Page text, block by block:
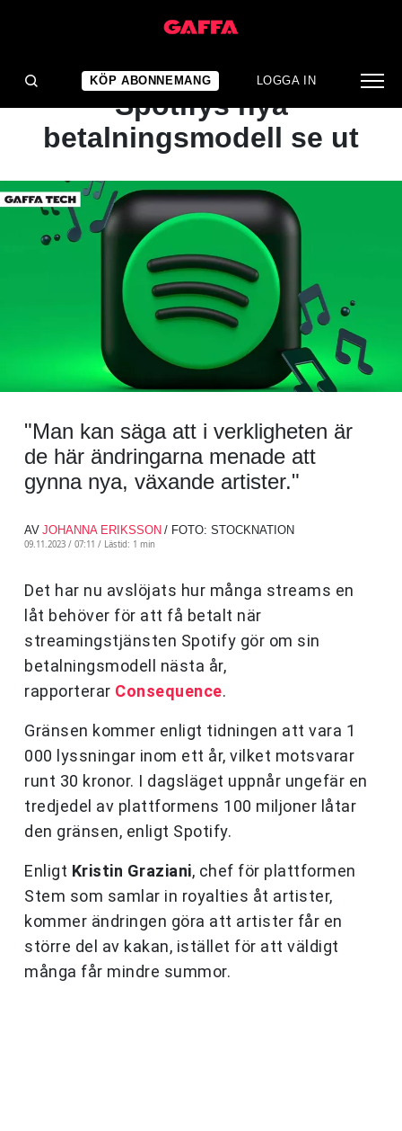
KÖP ABONNEMANG LOGGA IN
NYHET
Uppgifter: Så kommer
Spotifys nya
betalningsmodell se ut
"Man kan säga att i verkligheten är
de här ändringarna menade att
gynna nya, växande artister."
AV JOHANNA ERIKSSON / FOTO: STOCKNATION
09.11.2023 / 07:11 / Lästid: 1 min
Det har nu avslöjats hur många streams en
låt behöver för att få betalt när
streamingstjänsten Spotify gör om sin
betalningsmodell nästa år,
rapporterar Consequence.
Gränsen kommer enligt tidningen att vara 1
000 lyssningar inom ett år, vilket motsvarar
runt 30 kronor. I dagsläget uppnår ungefär en
tredjedel av plattformens 100 miljoner låtar
den gränsen, enligt Spotify.
Enligt Kristin Graziani, chef för plattformen
Stem som samlar in royalties åt artister,
kommer ändringen göra att artister får en
större del av kakan, istället för att väldigt
många får mindre summor.